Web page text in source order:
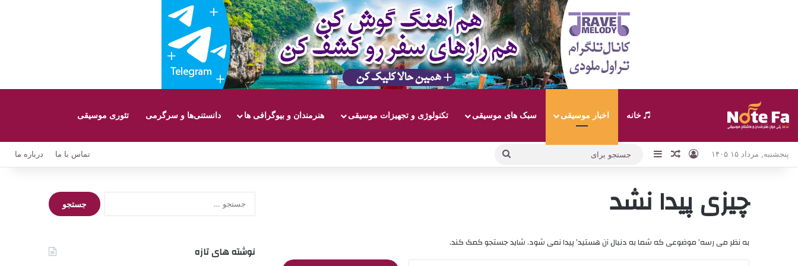
خانه اخبار موسیقی سبک های موسیقی تکنولوژی و تجهیزات موسیقی هنرمندان و بیوگرافی ها دانستنی‌ها و سرگرمی تئوری موسیقی
پنجشنبه, مرداد ۱۵ ۱۴۰۵ ورودنوشته تصادفی
نوارکناری
جستجو
تماس با ما درباره ما
چیزی پیدا نشد
به نظر می رسه’ موضوعی که شما به دنبال آن هستید’ پیدا نمی شود. شاید جستجو کمک کند.
جستجو
برای:
نوشته های تازه